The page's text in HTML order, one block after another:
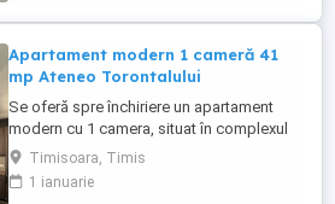
Apartament modern 1 cameră 41
mp Ateneo Torontalului
Se oferă spre închiriere un apartament
modern cu 1 camera, situat în complexul
rezidențial Ateneo Torontalului, una dintre
cele mai apreciate zone rezidențiale din
nordul Timișoarei. Amplasat la etajul 2 din
Timisoara, Timis
1 ianuarie